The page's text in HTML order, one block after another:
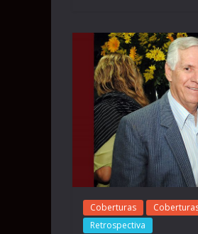
Coberturas
Retrospectiva